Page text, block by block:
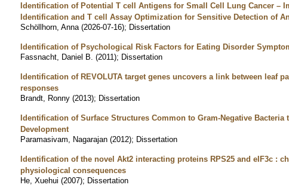
Identification of Potential T cell Antigens for Small Cell Lung Cancer –
Identification and T cell Assay Optimization for Sensitive Detection of
Schöllhorn, Anna (2026-07-16); Dissertation
Identification of Psychological Risk Factors for Eating Disorder
Fassnacht, Daniel B. (2011); Dissertation
Identification of REVOLUTA target genes uncovers a link between leaf
responses
Brandt, Ronny (2013); Dissertation
Identification of Surface Structures Common to Gram-Negative Bacteria
Development
Paramasivam, Nagarajan (2012); Dissertation
Identification of the novel Akt2 interacting proteins RPS25 and eIF3c :
physiological consequences
He, Xuehui (2007); Dissertation